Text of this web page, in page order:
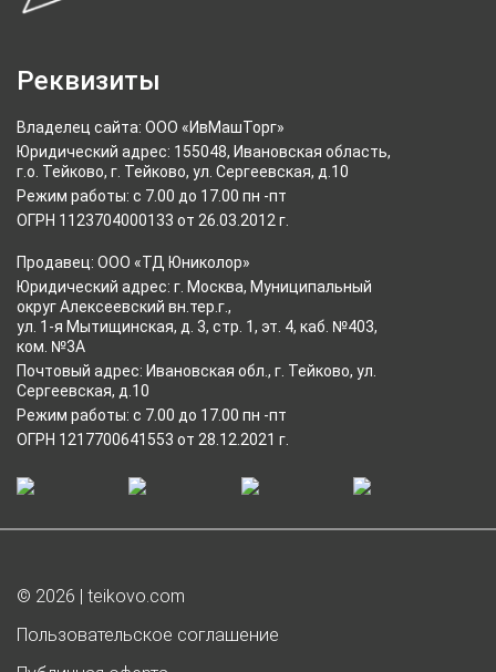
Реквизиты
Владелец сайта: ООО «ИвМашТорг»
Юридический адрес: 155048, Ивановская область,
г.о. Тейково, г. Тейково, ул. Сергеевская, д.10
Режим работы: с 7.00 до 17.00 пн -пт
ОГРН 1123704000133 от 26.03.2012 г.
Продавец: ООО «ТД Юниколор»
Юридический адрес: г. Москва, Муниципальный
округ Алексеевский вн.тер.г.,
ул. 1-я Мытищинская, д. 3, стр. 1, эт. 4, каб. №403,
ком. №3А
Почтовый адрес: Ивановская обл., г. Тейково, ул.
Сергеевская, д.10
Режим работы: с 7.00 до 17.00 пн -пт
ОГРН 1217700641553 от 28.12.2021 г.
© 2026 | teikovo.com
Пользовательское соглашение